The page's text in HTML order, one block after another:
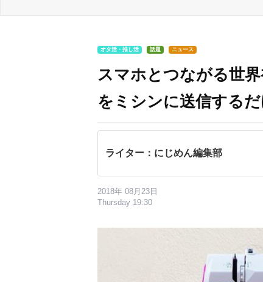
オタ活・推し活 話題 ニュース
スマホとつながる世
をミシンに送信する
ライター：にじめん編集部
2018年 08月23日
Thursday 19:30